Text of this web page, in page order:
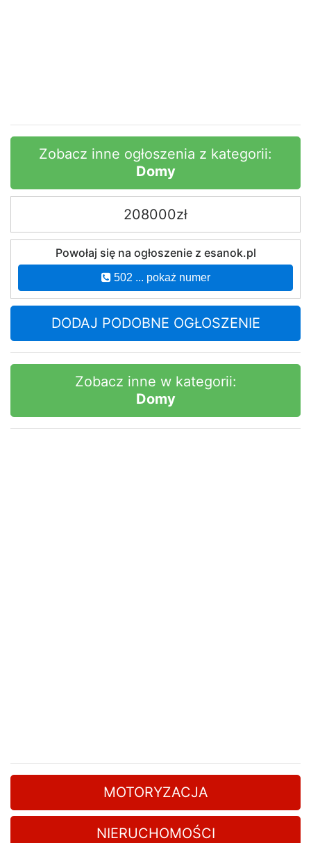
Zobacz inne ogłoszenia z kategorii:
Domy
208000zł
Powołaj się na ogłoszenie z esanok.pl
502 ... pokaż numer
DODAJ PODOBNE OGŁOSZENIE
Zobacz inne w kategorii:
Domy
MOTORYZACJA
NIERUCHOMOŚCI